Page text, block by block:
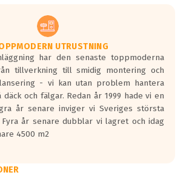
UTRUSTNING
har den senaste toppmoderna
tillverkning till smidig montering och
- vi kan utan problem hantera
och fälgar. Redan år 1999 hade vi en
år senare inviger vi Sveriges största
år senare dubblar vi lagret och idag
4500 m2